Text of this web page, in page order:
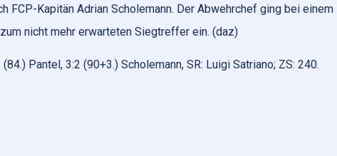
FCP-Kapitän Adrian Scholemann. Der Abwehrchef ging bei einem
nicht mehr erwarteten Siegtreffer ein. (daz)
Pantel, 3:2 (90+3.) Scholemann, SR: Luigi Satriano; ZS: 240.